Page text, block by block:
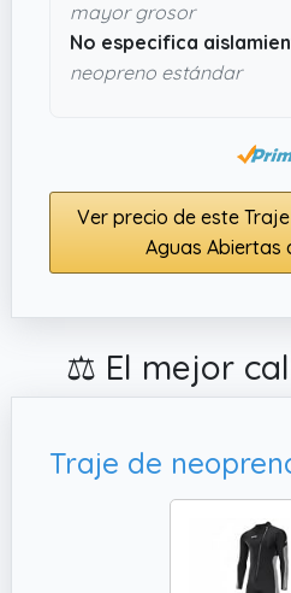
mayor grosor
No especifica
neopreno estándar
Ver precio de este
Aguas Abiertas
⚖️ El mejor